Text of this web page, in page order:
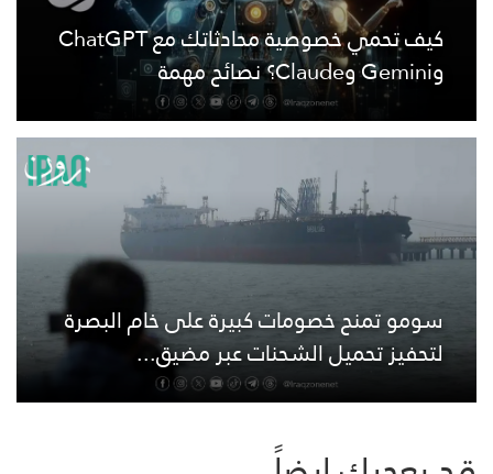
كيف تحمي خصوصية محادثاتك مع ChatGPT
وGemini وClaude؟ نصائح مهمة
سومو تمنح خصومات كبيرة على خام البصرة
لتحفيز تحميل الشحنات عبر مضيق...